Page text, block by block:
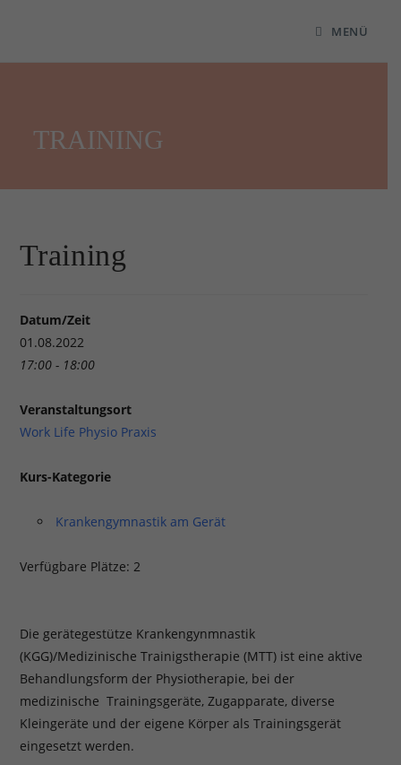
MENÜ
TRAINING
Training
Datum/Zeit
01.08.2022
17:00 - 18:00
Veranstaltungsort
Work Life Physio Praxis
Kurs-Kategorie
Krankengymnastik am Gerät
Verfügbare Plätze: 2
Die gerätegestütze Krankengynmnastik
(KGG)/Medizinische Trainigstherapie (MTT) ist eine aktive
Behandlungsform der Physiotherapie, bei der
medizinische Trainingsgeräte, Zugapparate, diverse
Kleingeräte und der eigene Körper als Trainingsgerät
eingesetzt werden.